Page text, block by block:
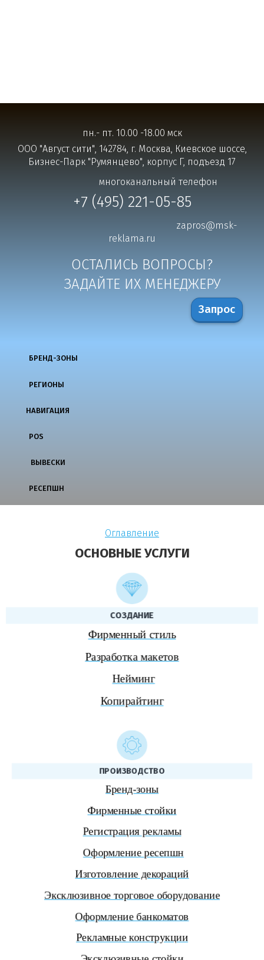
пн.- пт. 10.00 -18.00 мск
ООО "Август сити", 142784, г. Москва, Киевское шоссе,
Бизнес-Парк "Румянцево", корпус Г, подъезд 17
многоканальный телефон
+7 (495) 221-05-85
zapros@msk-
reklama.ru
ОСТАЛИСЬ ВОПРОСЫ?
ЗАДАЙТЕ ИХ МЕНЕДЖЕРУ
Запрос
БРЕНД-ЗОНЫ
РЕГИОНЫ
НАВИГАЦИЯ
POS
ВЫВЕСКИ
РЕСЕПШН
Оглавление
ОСНОВНЫЕ УСЛУГИ
СОЗДАНИЕ
Фирменный стиль
Разработка макетов
Нейминг
Копирайтинг
ПРОИЗВОДСТВО
Бренд-зоны
Фирменные стойки
Регистрация рекламы
Оформление ресепшн
Изготовление декораций
Эксклюзивное торговое оборудование
Оформление банкоматов
Рекламные конструкции